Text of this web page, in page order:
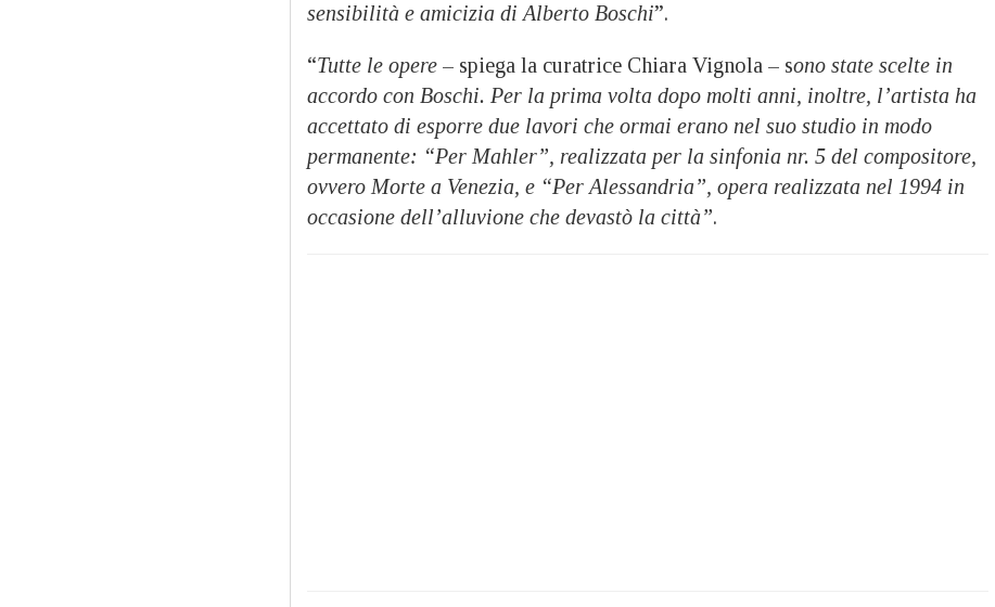
sensibilità e amicizia di Alberto Boschi”.
“Tutte le opere – spiega la curatrice Chiara Vignola – sono state scelte in
accordo con Boschi. Per la prima volta dopo molti anni, inoltre, l’artista ha
accettato di esporre due lavori che ormai erano nel suo studio in modo
permanente: “Per Mahler”, realizzata per la sinfonia nr. 5 del compositore,
ovvero Morte a Venezia, e “Per Alessandria”, opera realizzata nel 1994 in
occasione dell’alluvione che devastò la città”.